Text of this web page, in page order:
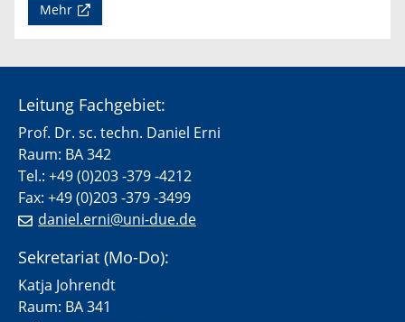
Mehr
Leitung Fachgebiet:
Prof. Dr. sc. techn. Daniel Erni
Raum: BA 342
Tel.: +49 (0)203 -379 -4212
Fax: +49 (0)203 -379 -3499
daniel.erni@uni-due.de
Sekretariat (Mo-Do):
Katja Johrendt
Raum: BA 341